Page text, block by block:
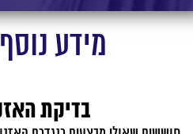
מידע
בדיקת